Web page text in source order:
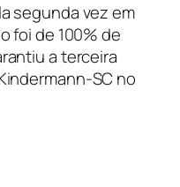
segunda vez em
foi de 100% de
a terceira
SC no